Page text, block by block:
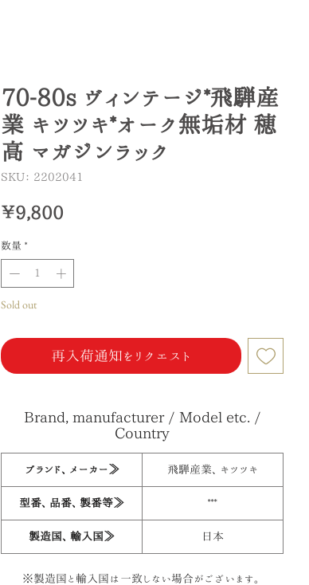
70-80s ヴィンテージ*飛騨産
業 キツツキ*オーク無垢材 穂
高 マガジンラック
SKU： 2202041
￥9,800
数量 *
Sold out
再入荷通知をリクエスト
Brand, manufacturer / Model etc. /
Country
ブランド、メーカー≫ 飛騨産業、キツツキ
型番、品番、製番等≫ ***
製造国、輸入国≫ 日本
※製造国と輸入国は一致しない場合がございます。